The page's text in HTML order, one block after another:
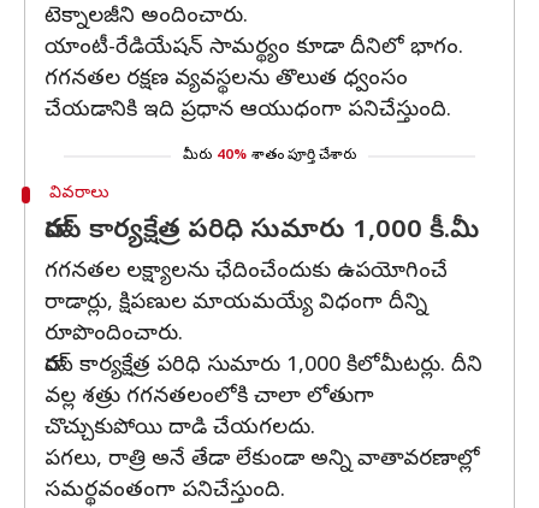
టెక్నాలజీని అందించారు.
యాంటీ-రేడియేషన్‌ సామర్థ్యం కూడా దీనిలో భాగం.
గగనతల రక్షణ వ్యవస్థలను తొలుత ధ్వంసం
చేయడానికి ఇది ప్రధాన ఆయుధంగా పనిచేస్తుంది.
మీరు 40% శాతం పూర్తి చేశారు
వివరాలు
హారప్‌ కార్యక్షేత్ర పరిధి సుమారు 1,000 కీ.మీ
గగనతల లక్ష్యాలను ఛేదించేందుకు ఉపయోగించే
రాడార్లు, క్షిపణుల మాయమయ్యే విధంగా దీన్ని
రూపొందించారు.
హారప్‌ కార్యక్షేత్ర పరిధి సుమారు 1,000 కిలోమీటర్లు. దీని
వల్ల శత్రు గగనతలంలోకి చాలా లోతుగా
చొచ్చుకుపోయి దాడి చేయగలదు.
పగలు, రాత్రి అనే తేడా లేకుండా అన్ని వాతావరణాల్లో
సమర్థవంతంగా పనిచేస్తుంది.